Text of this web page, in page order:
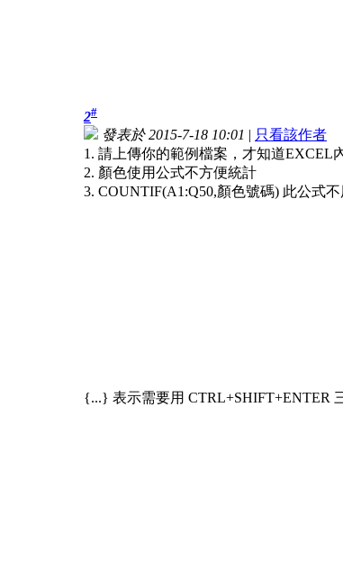
2#
發表於 2015-7-18 10:01 | 只看該作者
1. 請上傳你的範例檔案，才知道EXCEL
2. 顏色使用公式不方便統計
3. COUNTIF(A1:Q50,顏色號碼) 此公式
{...} 表示需要用 CTRL+SHIFT+ENTER